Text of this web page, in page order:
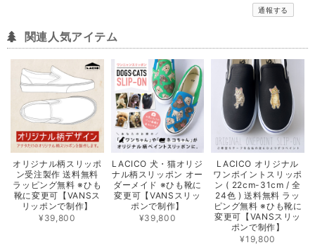
通報する
関連人気アイテム
オリジナル柄スリッポ
ン受注製作 送料無料
ラッピング無料 ※ひも
靴に変更可【VANSス
リッポンで制作】
¥39,800
LACICO 犬・猫オリジ
ナル柄スリッポン オー
ダーメイド ※ひも靴に
変更可【VANSスリッ
ポンで制作】
¥39,800
LACICO オリジナル
ワンポイントスリッポ
ン ( 22cm-31cm / 全
24色 ) 送料無料 ラッ
ピング無料 ※ひも靴に
変更可【VANSスリッ
ポンで制作】
¥19,800